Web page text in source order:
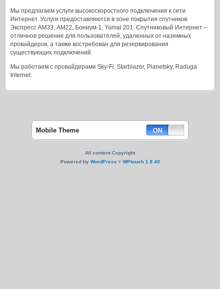
Мы предлагаем услуги высокоскоростного подключения к сети
Интернет. Услуги предоставляются в зоне покрытия спутников
Экспресс АМ33, АМ22, Бониум-1, Yamal 201. Спутниковый Интернет –
отличное решение для пользователей, удаленных от наземных
провайдеров, а также востребован для резервирования
существующих подключений.
Мы работаем с провайдерами Sky-Fi, Starblazer, Planetsky, Raduga
Internet.
Mobile Theme
All content Copyright
Powered byWordPress+ WPtouch 1.9.40